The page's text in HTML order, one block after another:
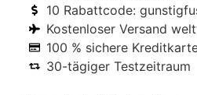
10 Rabattcode:
Kostenloser Versand
100 % sichere
30-tägiger Testzeitraum